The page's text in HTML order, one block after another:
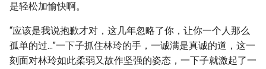
是轻松加愉快啊。
“应该是我说抱歉才对，这几年忽略了你，让你一个人那么
孤单的过...”一下子抓住林玲的手，一诚满是真诚的道，这一
刻面对林玲如此柔弱又故作坚强的姿态，一下子就激起了一